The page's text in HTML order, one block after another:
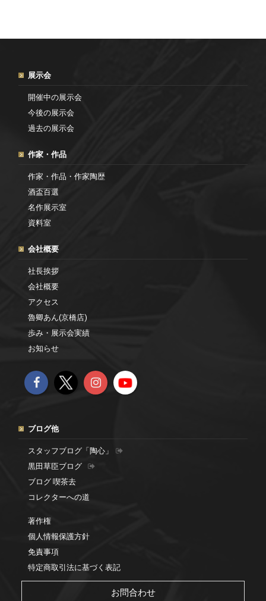
展示会
開催中の展示会
今後の展示会
過去の展示会
作家・作品
作家・作品・作家陶歴
酒盃百選
名作展示室
資料室
会社概要
社長挨拶
会社概要
アクセス
魯卿あん(京橋店)
歩み・展示会実績
お知らせ
ブログ他
スタッフブログ「陶心」
黒田草臣ブログ
ブログ 喫茶去
コレクターへの道
著作権
個人情報保護方針
免責事項
特定商取引法に基づく表記
お問合わせ